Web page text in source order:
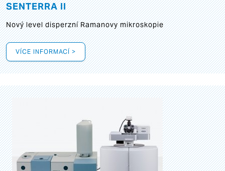
SENTERRA II
Nový level disperzní Ramanovy mikroskopie
VÍCE INFORMACÍ >